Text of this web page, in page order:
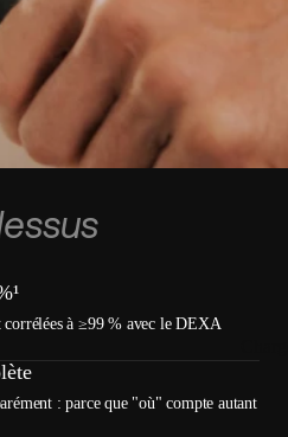
corrélées à ≥99 % avec le DEXA
: parce que "où" compte autant